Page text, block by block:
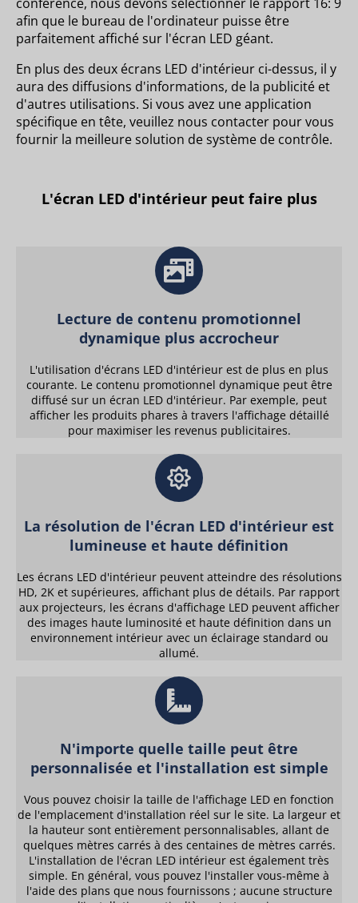
afin que le bureau de l'ordinateur puisse être
parfaitement affiché sur l'écran LED géant.
En plus des deux écrans LED d'intérieur ci-dessus, il y
aura des diffusions d'informations, de la publicité et
d'autres utilisations. Si vous avez une application
spécifique en tête, veuillez nous contacter pour vous
fournir la meilleure solution de système de contrôle.
L'écran LED d'intérieur peut faire plus
Lecture de contenu promotionnel
dynamique plus accrocheur
L'utilisation d'écrans LED d'intérieur est de plus en plus
courante. Le contenu promotionnel dynamique peut être
diffusé sur un écran LED d'intérieur. Par exemple, peut
afficher les produits phares à travers l'affichage détaillé
pour maximiser les revenus publicitaires.
La résolution de l'écran LED d'intérieur est
lumineuse et haute définition
Les écrans LED d'intérieur peuvent atteindre des résolutions
HD, 2K et supérieures, affichant plus de détails. Par rapport
aux projecteurs, les écrans d'affichage LED peuvent afficher
des images haute luminosité et haute définition dans un
environnement intérieur avec un éclairage standard ou
allumé.
N'importe quelle taille peut être
personnalisée et l'installation est simple
Vous pouvez choisir la taille de l'affichage LED en fonction
de l'emplacement d'installation réel sur le site. La largeur et
la hauteur sont entièrement personnalisables, allant de
quelques mètres carrés à des centaines de mètres carrés.
L'installation de l'écran LED intérieur est également très
simple. En général, vous pouvez l'installer vous-même à
l'aide des plans que nous fournissons ; aucune structure